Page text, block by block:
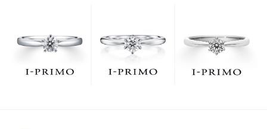
でお待ちしております。リング選びの最初の一歩をご一
緒に。まずは、アイプリモへ。